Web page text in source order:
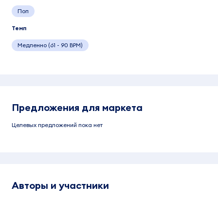
Поп
Темп
Медленно (61 - 90 BPM)
Предложения для маркета
Целевых предложений пока нет
Авторы и участники